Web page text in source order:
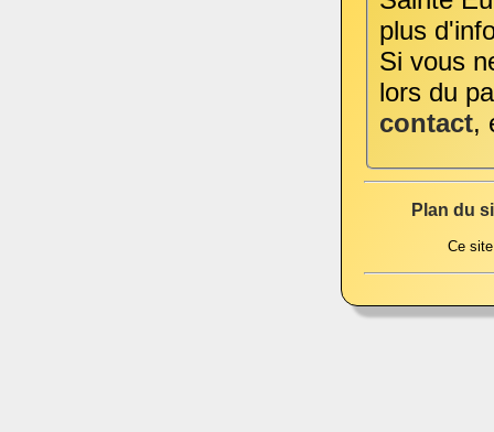
plus
Si vous
lors du
contact,
Plan du
Ce